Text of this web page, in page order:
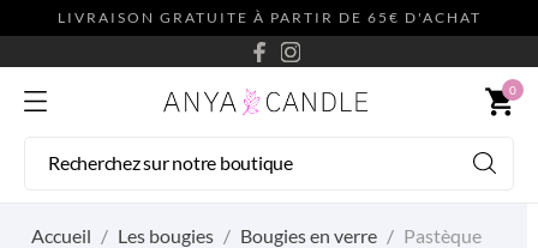
LIVRAISON GRATUITE À PARTIR DE 65€ D'ACHAT
shopping_cart
0
Accueil Les bougies Bougies en verre Pastèque